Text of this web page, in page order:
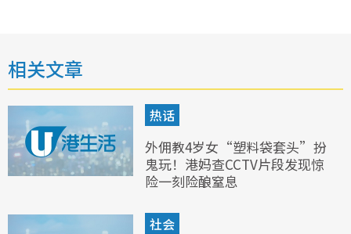
相关文章
热话
外佣教4岁女“塑料袋套头”扮
鬼玩！港妈查CCTV片段发现惊
险一刻险酿窒息
社会